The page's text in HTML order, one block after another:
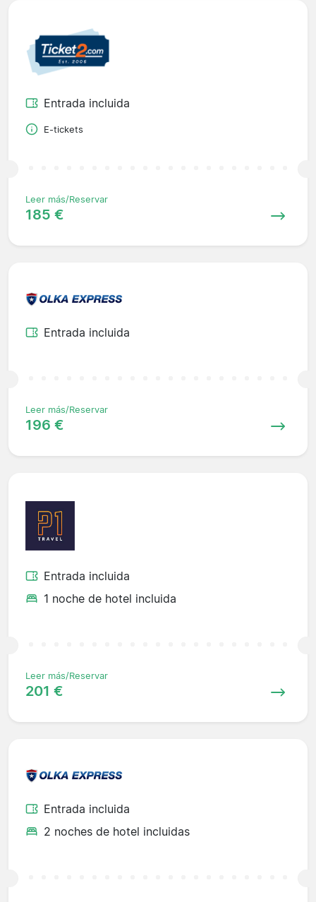
Entrada incluida
E-tickets
Leer más/Reservar
185 €
Entrada incluida
Leer más/Reservar
196 €
Entrada incluida
1 noche de hotel incluida
Leer más/Reservar
201 €
Entrada incluida
2 noches de hotel incluidas